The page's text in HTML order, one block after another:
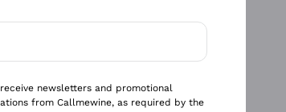
newsletters and promotional
from Callmewine, as required by the